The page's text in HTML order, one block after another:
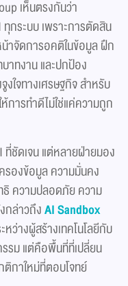
เห็นตรงกันว่า
กระบบ เพราะการตัดสิน
าจัดการอคติในข้อมูล ฝึก
าทงาน และปกป้อง
ใจทางเศรษฐกิจ สำหรับ
ารทำดีไม่ใช่แค่ความถูก
ชัดเจน แต่หลายฝ่ายมอง
รองข้อมูล ความมั่นคง
ธิ ความปลอดภัย ความ
กล่าวถึงAI Sandbox
ว่างผู้สร้างเทคโนโลยีกับ
รม แต่คือพื้นที่ที่เปลี่ยน
ติกาใหม่ที่ตอบโจทย์